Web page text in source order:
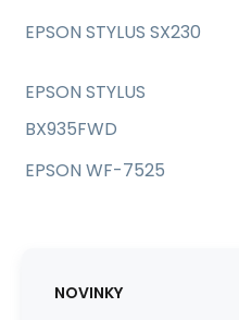
EPSON STYLUS SX230
EPSON STYLUS
BX935FWD
EPSON WF-7525
NOVINKY